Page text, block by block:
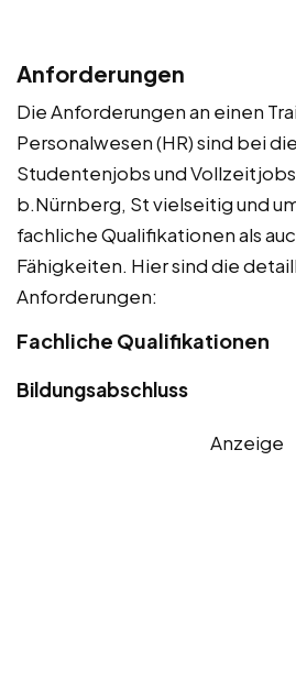
Anforderungen
Die Anforderungen an einen
Personalwesen (HR) sind bei
Studentenjobs und
b.Nürnberg, St vielseitig und
fachliche Qualifikationen als
Fähigkeiten. Hier sind die
Anforderungen:
Fachliche Qualifikationen
Bildungsabschluss
Anzeige